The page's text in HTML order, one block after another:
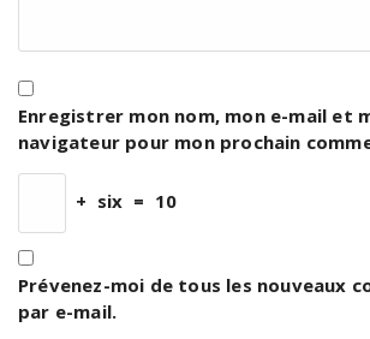
Enregistrer mon nom, mon e-mail et
navigateur pour mon prochain
+ six = 10
Prévenez-moi de tous les nouveaux
par e-mail.